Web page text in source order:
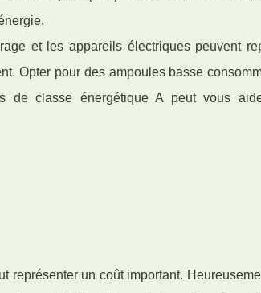
et les appareils électriques peuvent
Opter pour des ampoules basse
de classe énergétique A peut vous
représenter un coût important.